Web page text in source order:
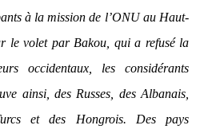
à la mission de l’ONU au Haut-
le volet par Bakou, qui a refusé la
occidentaux, les considérants
ainsi, des Russes, des Albanais,
et des Hongrois. Des pays